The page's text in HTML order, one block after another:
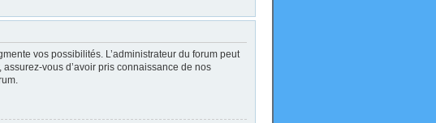
vos possibilités. L’administrateur du forum peut
vous d’avoir pris connaissance de nos